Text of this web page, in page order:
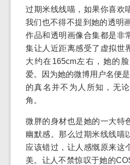
过期米线线喵，如果你喜欢
我们也不得不提到她的透明
作品和透明画像合集都是非
集让人近距离感受了虚拟世
大约在165cm左右，她的
爱。因为她的微博用户名便
的真名并不为人所知，无
角。
微胖的身材也是她的一大特
幽默感。那么过期米线线喵
应该错过，让人感慨原来这
美。让人不禁惊叹于她的